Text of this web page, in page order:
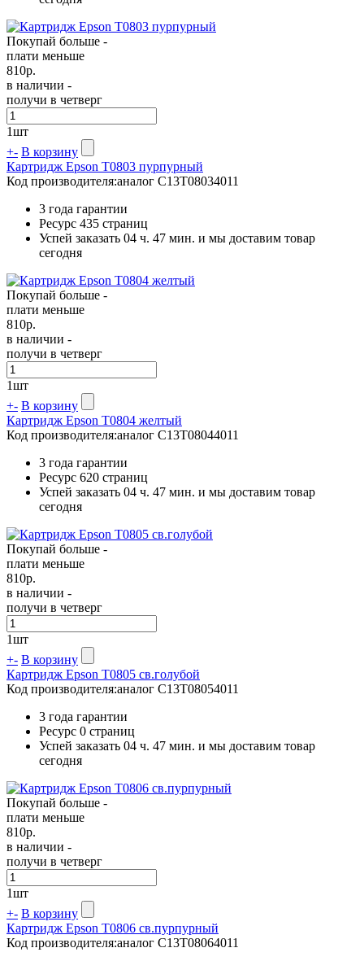
Покупай больше -
плати меньше
810р.
в наличии -
получи в четверг
1шт
+- В корзину
Картридж Epson T0803 пурпурный
Код производителя:аналог C13T08034011
3 года гарантии
Ресурс 435 страниц
Успей заказать 04 ч. 47 мин. и мы доставим товар
сегодня
Покупай больше -
плати меньше
810р.
в наличии -
получи в четверг
1шт
+- В корзину
Картридж Epson T0804 желтый
Код производителя:аналог C13T08044011
3 года гарантии
Ресурс 620 страниц
Успей заказать 04 ч. 47 мин. и мы доставим товар
сегодня
Покупай больше -
плати меньше
810р.
в наличии -
получи в четверг
1шт
+- В корзину
Картридж Epson T0805 св.голубой
Код производителя:аналог C13T08054011
3 года гарантии
Ресурс 0 страниц
Успей заказать 04 ч. 47 мин. и мы доставим товар
сегодня
Покупай больше -
плати меньше
810р.
в наличии -
получи в четверг
1шт
+- В корзину
Картридж Epson T0806 св.пурпурный
Код производителя:аналог C13T08064011